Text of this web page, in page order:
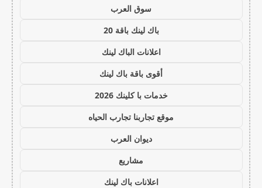
سوق العرب
باك لينك باقة 20
اعلانات الباك لينك
أقوى باقة باك لينك
خدمات با كلينك 2026
موقع تجاربنا تجارب الحياه
ديوان العرب
مشاريع
اعلانات باك لينك